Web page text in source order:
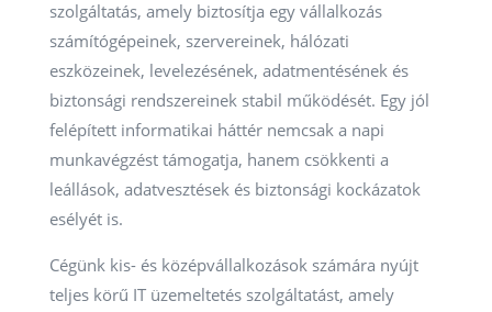
szolgáltatás, amely biztosítja egy vállalkozás
számítógépeinek, szervereinek, hálózati
eszközeinek, levelezésének, adatmentésének és
biztonsági rendszereinek stabil működését. Egy jól
felépített informatikai háttér nemcsak a napi
munkavégzést támogatja, hanem csökkenti a
leállások, adatvesztések és biztonsági kockázatok
esélyét is.
Cégünk kis- és középvállalkozások számára nyújt
teljes körű IT üzemeltetés szolgáltatást, amely